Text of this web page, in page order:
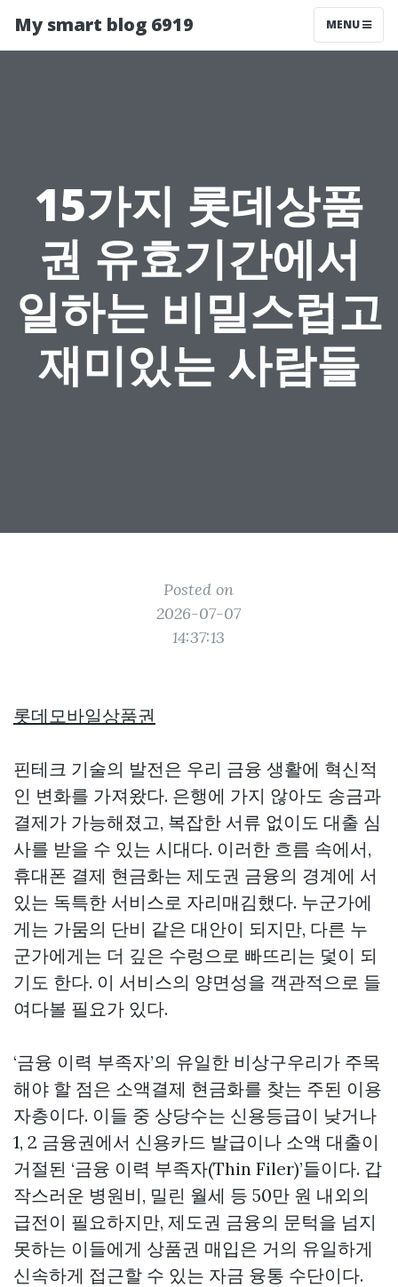
My smart blog 6919 MENU
15가지 롯데상품
권 유효기간에서
일하는 비밀스럽고
재미있는 사람들
Posted on
2026-07-07
14:37:13
롯데모바일상품권
핀테크 기술의 발전은 우리 금융 생활에 혁신적
인 변화를 가져왔다. 은행에 가지 않아도 송금과
결제가 가능해졌고, 복잡한 서류 없이도 대출 심
사를 받을 수 있는 시대다. 이러한 흐름 속에서,
휴대폰 결제 현금화는 제도권 금융의 경계에 서
있는 독특한 서비스로 자리매김했다. 누군가에
게는 가뭄의 단비 같은 대안이 되지만, 다른 누
군가에게는 더 깊은 수렁으로 빠뜨리는 덫이 되
기도 한다. 이 서비스의 양면성을 객관적으로 들
여다볼 필요가 있다.
‘금융 이력 부족자’의 유일한 비상구우리가 주목
해야 할 점은 소액결제 현금화를 찾는 주된 이용
자층이다. 이들 중 상당수는 신용등급이 낮거나
1, 2 금융권에서 신용카드 발급이나 소액 대출이
거절된 ‘금융 이력 부족자(Thin Filer)’들이다. 갑
작스러운 병원비, 밀린 월세 등 50만 원 내외의
급전이 필요하지만, 제도권 금융의 문턱을 넘지
못하는 이들에게 상품권 매입은 거의 유일하게
신속하게 접근할 수 있는 자금 융통 수단이다.